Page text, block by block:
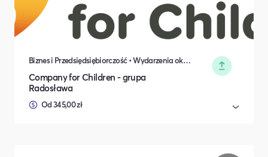
Biznes i Przedsiędsiębiorczość • Wydarzenia okolicznościowe
Company for Children - grupa
Radosława
Od 345,00 zł